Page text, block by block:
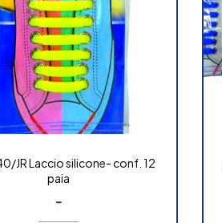
JR Laccio silicone- conf. 12
paia
-